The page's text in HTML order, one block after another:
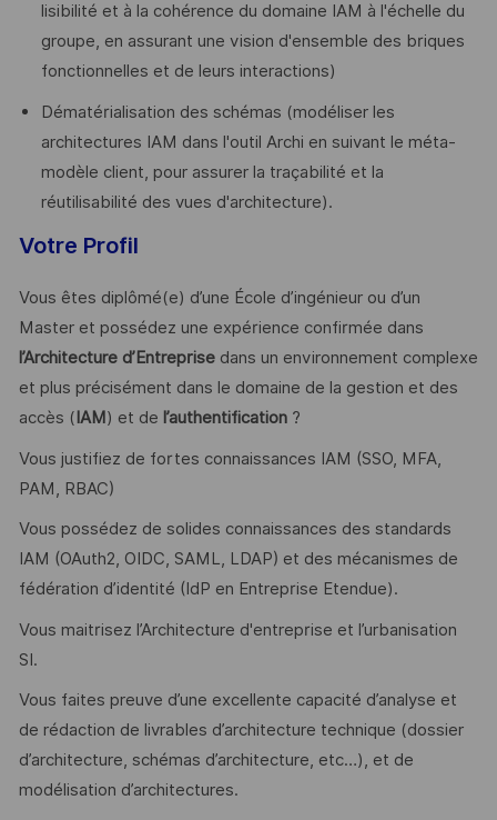
lisibilité et à la cohérence du domaine IAM à l'échelle du
groupe, en assurant une vision d'ensemble des briques
fonctionnelles et de leurs interactions)
Dématérialisation des schémas (modéliser les
architectures IAM dans l'outil Archi en suivant le méta-
modèle client, pour assurer la traçabilité et la
réutilisabilité des vues d'architecture).
Votre Profil
Vous êtes diplômé(e) d’une École d’ingénieur ou d’un
Master et possédez une expérience confirmée dans
l’Architecture d’Entreprisedans un environnement complexe
et plus précisément dans le domaine de la gestion et des
accès ( IAM ) et de l’authentification?
Vous justifiez de fortes connaissances IAM (SSO, MFA,
PAM, RBAC)
Vous possédez de solides connaissances des standards
IAM (OAuth2, OIDC, SAML, LDAP) et des mécanismes de
fédération d’identité (IdP en Entreprise Etendue).
Vous maitrisez l’Architecture d'entreprise et l’urbanisation
SI.
Vous faites preuve d’une excellente capacité d’analyse et
de rédaction de livrables d’architecture technique (dossier
d’architecture, schémas d’architecture, etc…), et de
modélisation d’architectures.